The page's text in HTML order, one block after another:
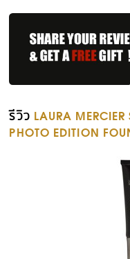
รีวิว LAURA
PHOTO EDITION